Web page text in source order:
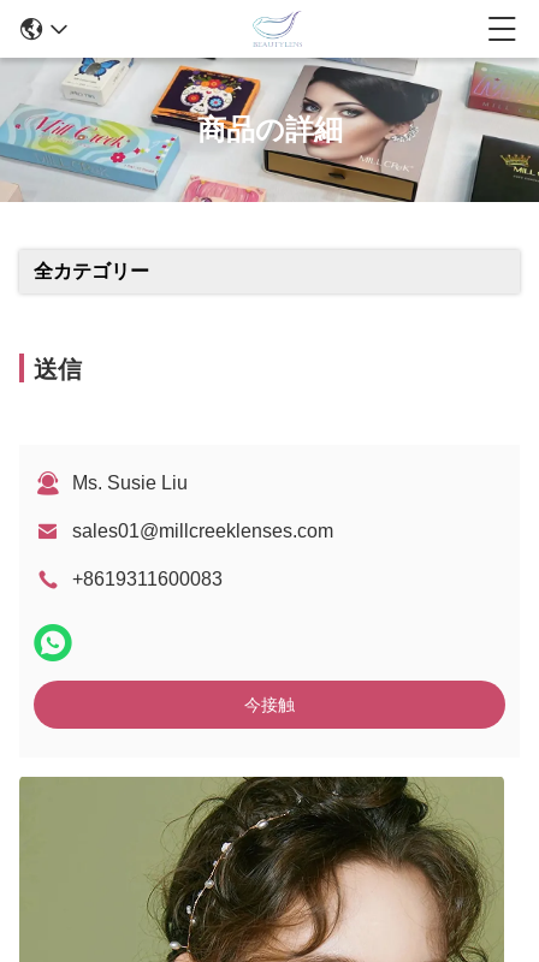
商品の詳細
全カテゴリー
送信
Ms. Susie Liu
sales01@millcreeklenses.com
+8619311600083
今接触